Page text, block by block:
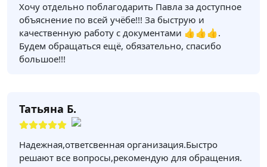
Хочу отдельно поблагодарить Павла за доступное
объяснение по всей учёбе!!! За быструю и
качественную работу с документами 👍👍👍.
Будем обращаться ещё, обязательно, спасибо
большое!!!
Татьяна Б.
Надежная,ответсвенная организация.Быстро
решают все вопросы,рекомендую для обращения.